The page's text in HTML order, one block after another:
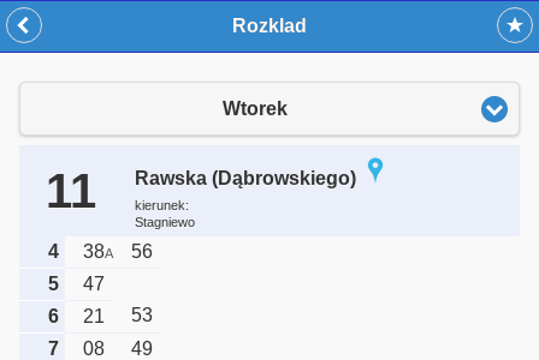
Rozklad
Wtorek
11 Rawska (Dąbrowskiego)
kierunek:
Stagniewo
4 38A
56
5
47
6
21
53
7
08
49